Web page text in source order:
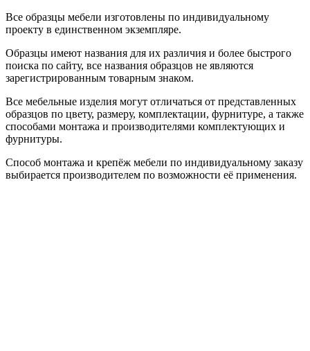
Все образцы мебели изготовлены по индивидуальному
проекту в единственном экземпляре.
Образцы имеют названия для их различия и более быстрого
поиска по сайту, все названия образцов не являются
зарегистрированным товарным знаком.
Все мебельные изделия могут отличаться от представленных
образцов по цвету, размеру, комплектации, фурнитуре, а также
способами монтажа и производителями комплектующих и
фурнитуры.
Способ монтажа и крепёж мебели по индивидуальному заказу
выбирается производителем по возможности её применения.